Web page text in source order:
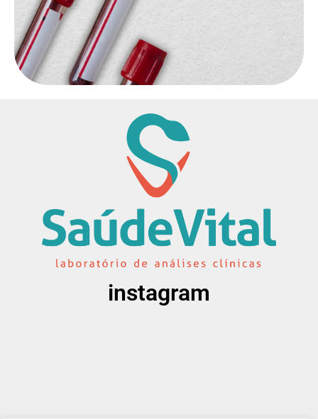
instagram